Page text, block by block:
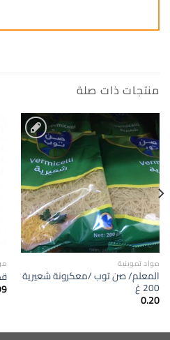
منتجات ذات صلة
إضافة
الى
المفضلة
مواد تموينية
المعلم/ صن توب /معكرونة شعيرية
200 غ
0.20